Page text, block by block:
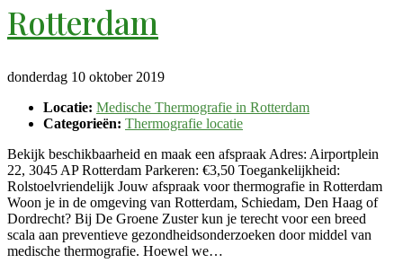
Rotterdam
donderdag 10 oktober 2019
Locatie: Medische Thermografie in Rotterdam
Categorieën: Thermografie locatie
Bekijk beschikbaarheid en maak een afspraak Adres: Airportplein
22, 3045 AP Rotterdam Parkeren: €3,50 Toegankelijkheid:
Rolstoelvriendelijk Jouw afspraak voor thermografie in Rotterdam
Woon je in de omgeving van Rotterdam, Schiedam, Den Haag of
Dordrecht? Bij De Groene Zuster kun je terecht voor een breed
scala aan preventieve gezondheidsonderzoeken door middel van
medische thermografie. Hoewel we…